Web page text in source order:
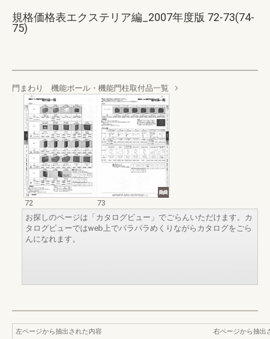
規格価格表エクステリア編_2007年度版 72-73(74-
75)
門まわり 機能ポール・機能門柱取付品一覧
72
73
お探しのページは「カタログビュー」でごらんいただけます。カ
タログビューではweb上でパラパラめくりながらカタログをごら
んになれます。
左ページから抽出された内容
右ページから抽出